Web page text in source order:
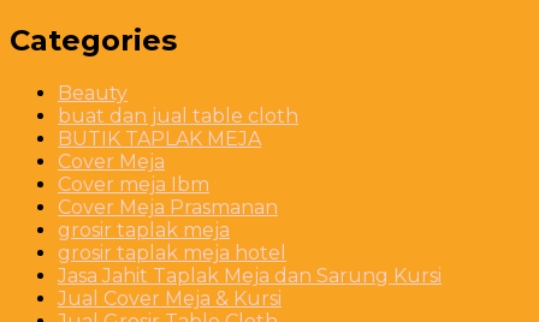
Categories
Beauty
buat dan jual table cloth
BUTIK TAPLAK MEJA
Cover Meja
Cover meja Ibm
Cover Meja Prasmanan
grosir taplak meja
grosir taplak meja hotel
Jasa Jahit Taplak Meja dan Sarung Kursi
Jual Cover Meja & Kursi